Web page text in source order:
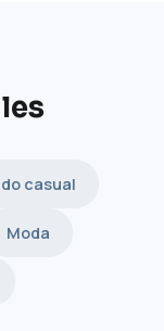
casual
Moda